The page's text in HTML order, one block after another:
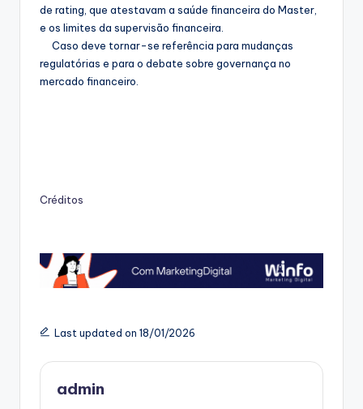
de rating, que atestavam a saúde financeira do Master,
e os limites da supervisão financeira.
Caso deve tornar-se referência para mudanças
regulatórias e para o debate sobre governança no
mercado financeiro.
Créditos
Last updated on 18/01/2026
admin